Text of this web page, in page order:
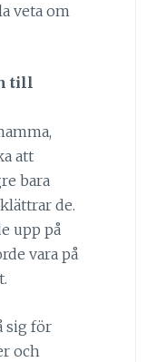
veta om
till
att
bara
de.
upp på
vara på
sig för
och